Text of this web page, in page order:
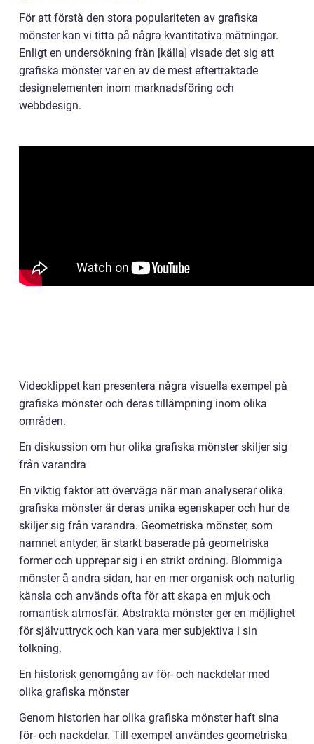
För att förstå den stora populariteten av grafiska
mönster kan vi titta på några kvantitativa mätningar.
Enligt en undersökning från [källa] visade det sig att
grafiska mönster var en av de mest eftertraktade
designelementen inom marknadsföring och
webbdesign.
Videoklippet kan presentera några visuella exempel på
grafiska mönster och deras tillämpning inom olika
områden.
En diskussion om hur olika grafiska mönster skiljer sig
från varandra
En viktig faktor att överväga när man analyserar olika
grafiska mönster är deras unika egenskaper och hur de
skiljer sig från varandra. Geometriska mönster, som
namnet antyder, är starkt baserade på geometriska
former och upprepar sig i en strikt ordning. Blommiga
mönster å andra sidan, har en mer organisk och naturlig
känsla och används ofta för att skapa en mjuk och
romantisk atmosfär. Abstrakta mönster ger en möjlighet
för självuttryck och kan vara mer subjektiva i sin
tolkning.
En historisk genomgång av för- och nackdelar med
olika grafiska mönster
Genom historien har olika grafiska mönster haft sina
för- och nackdelar. Till exempel användes geometriska